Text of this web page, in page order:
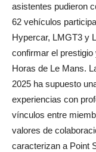
asistentes pudieron
62 vehículos
Hypercar, LMGT3 y
confirmar el
Horas de Le Mans.
2025 ha supuesto
experiencias con
vínculos entre
valores de
caracterizan a Point